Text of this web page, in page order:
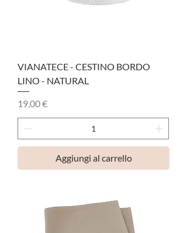
VIANATECE - CESTINO BORDO
LINO - NATURAL
Prezzo
19,00 €
Aggiungi al carrello